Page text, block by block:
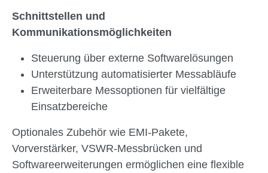
Schnittstellen und
Kommunikationsmöglichkeiten
Steuerung über externe Softwarelösungen
Unterstützung automatisierter Messabläufe
Erweiterbare Messoptionen für vielfältige
Einsatzbereiche
Optionales Zubehör wie EMI-Pakete,
Vorverstärker, VSWR-Messbrücken und
Softwareerweiterungen ermöglichen eine flexible